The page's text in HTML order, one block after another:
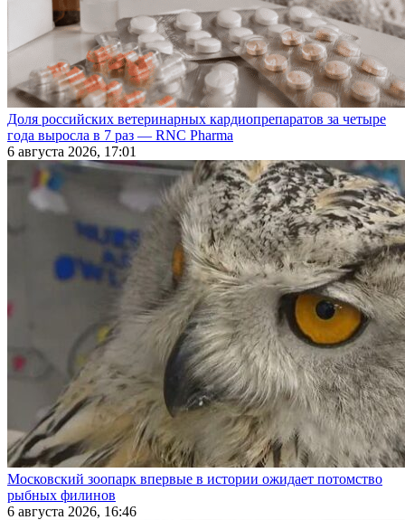
Доля российских ветеринарных кардиопрепаратов за четыре
года выросла в 7 раз — RNC Pharma
6 августа 2026, 17:01
Московский зоопарк впервые в истории ожидает потомство
рыбных филинов
6 августа 2026, 16:46